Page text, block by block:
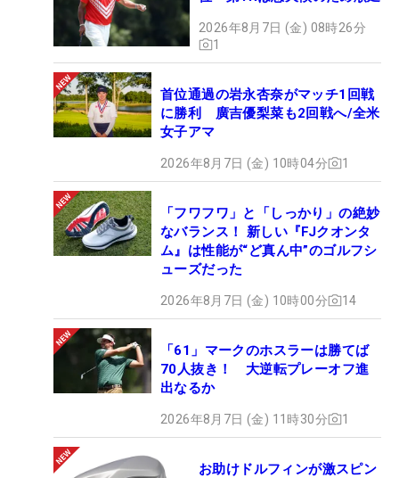
2026年8月7日 (金) 08時26分
1
首位通過の岩永杏奈がマッチ1回戦
に勝利 廣吉優梨菜も2回戦へ/全米
女子アマ
2026年8月7日 (金) 10時04分 1
「フワフワ」と「しっかり」の絶妙
なバランス！ 新しい『FJクオンタ
ム』は性能が“ど真ん中”のゴルフシ
ューズだった
2026年8月7日 (金) 10時00分 14
「61」マークのホスラーは勝てば
70人抜き！ 大逆転プレーオフ進
出なるか
2026年8月7日 (金) 11時30分 1
お助けドルフィンが激スピン